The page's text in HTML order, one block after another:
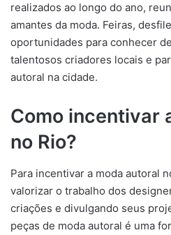
realizados ao longo do ano,
amantes da moda. Feiras,
oportunidades para conhecer
talentosos criadores locais e
autoral na cidade.
Como incentivar
no Rio?
Para incentivar a moda autoral
valorizar o trabalho dos
criações e divulgando seus
peças de moda autoral é uma